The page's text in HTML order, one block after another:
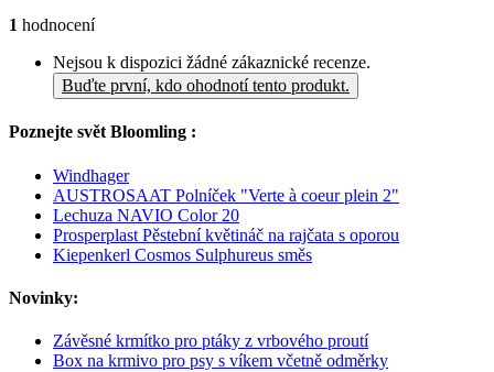
1 hodnocení
Nejsou k dispozici žádné zákaznické recenze.
Buďte první, kdo ohodnotí tento produkt.
Poznejte svět Bloomling :
Windhager
AUSTROSAAT Polníček "Verte à coeur plein 2"
Lechuza NAVIO Color 20
Prosperplast Pěstební květináč na rajčata s oporou
Kiepenkerl Cosmos Sulphureus směs
Novinky:
Závěsné krmítko pro ptáky z vrbového proutí
Box na krmivo pro psy s víkem včetně odměrky